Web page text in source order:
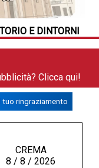
E DINTORNI
Clicca qui!
tuo ringraziamento
CREMA
8 / 8 / 2026